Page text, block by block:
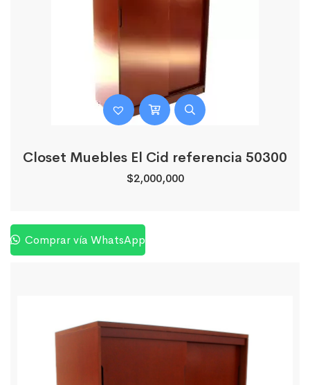
Closet Muebles El Cid referencia 50300
$2,000,000
Comprar vía WhatsApp